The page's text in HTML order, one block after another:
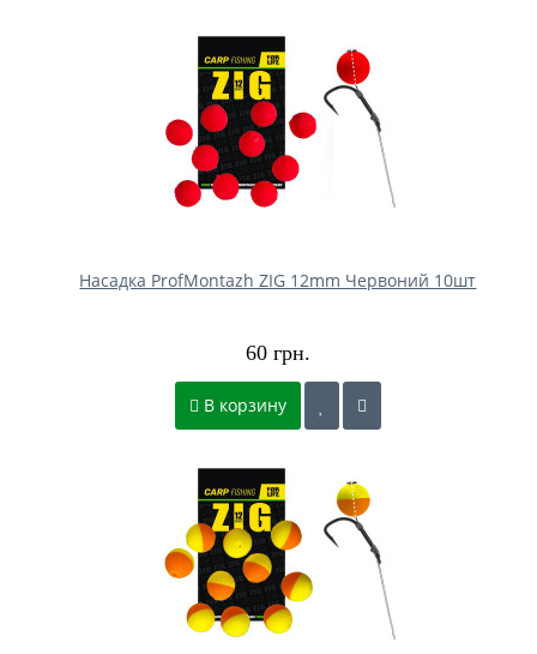
Насадка ProfMontazh ZIG 12mm Червоний 10шт
60 грн.
В корзину